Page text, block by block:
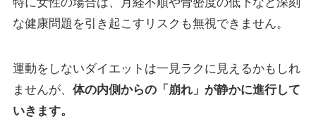
な健康問題を引き起こすリスクも無視できません。
運動をしないダイエットは一見ラクに見えるかもしれ
ませんが、 体の内側からの「崩れ」が静かに進行して
いきます。